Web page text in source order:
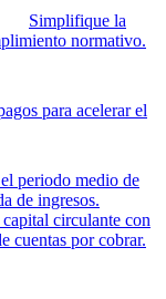
Simplifique la
normativo.
para acelerar el
periodo medio de
de ingresos.
circulante con
cuentas por cobrar.